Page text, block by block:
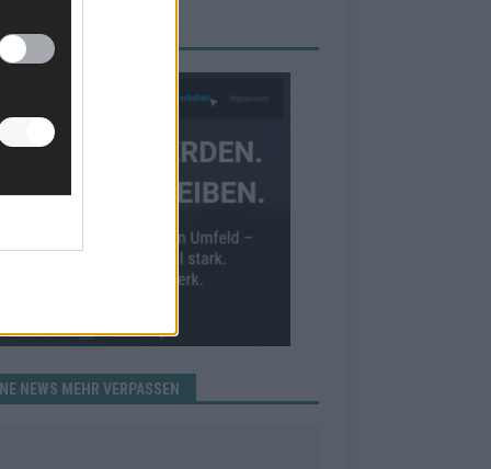
BEI UNS!
NEWS MEHR VERPASSEN